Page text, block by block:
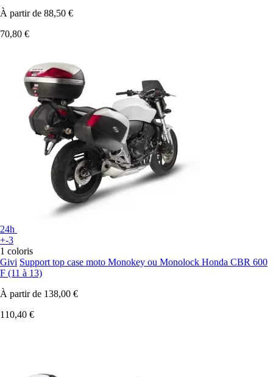
À partir de 88,50 €
70,80 €
24h
+-3
1 coloris
Givi Support top case moto Monokey ou Monolock Honda CBR 600
F (11 à 13)
À partir de 138,00 €
110,40 €